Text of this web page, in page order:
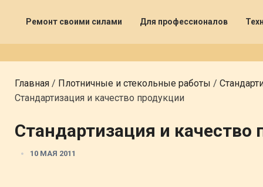
Ремонт своими силами Для профессионалов
Главная / Плотничные и стекольные работы /
Стандартизация и качество продукции
Стандартизация и качество
10 МАЯ 2011